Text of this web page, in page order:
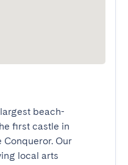
beach-
first castle in
Our
local arts